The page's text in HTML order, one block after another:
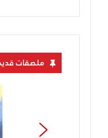
ملصقات